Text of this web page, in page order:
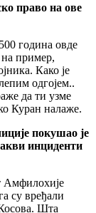
право на ове
година овде
пример,
Како је
одгојем..
да ти узме
Куран налаже.
покушао је
инциденти
Амфилохије
су вређали
Шта